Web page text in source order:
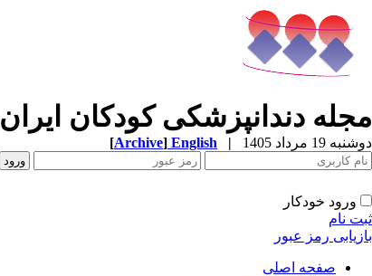
مجله دندانپزشکی کودکان ایران
دوشنبه 19 مرداد 1405 |
English
[Archive]
ورود خودکار
ثبت نام
بازیابی رمز عبور
صفحه اصلی